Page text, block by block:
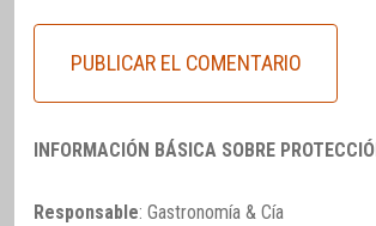
INFORMACIÓN BÁSICA SOBRE
Responsable: Gastronomía & Cía